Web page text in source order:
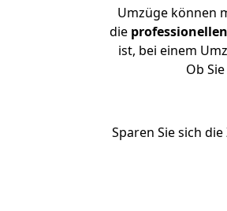
Umzüge können
die
ist, bei einem
Ob
Sparen Sie sich